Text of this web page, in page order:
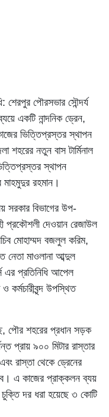
শেরপুর পৌরসভার সৌন্দর্য
একটি নান্দনিক ড্রেন,
ভিত্তিপ্রস্তর স্থাপন
শহরের নতুন বাস টার্মিনাল
স্থাপন
রহমান।
সরকার বিভাগের উপ-
প্রকৌশলী দেওয়ান রেজাউল
মোহাম্মদ বজলুল করিম,
নেতা মাওলানা আব্দুল
এর প্রতিনিধি আপেল
কর্মচারীবৃন্দ উপস্থিত
পৌর শহরের প্রধান সড়ক
প্রায় ৯০০ মিটার রাস্তার
রাস্তা থেকে ড্রেনের
এ কাজের প্রাক্কলন ব্যয়
দর ধরা হয়েছে ৩ কোটি